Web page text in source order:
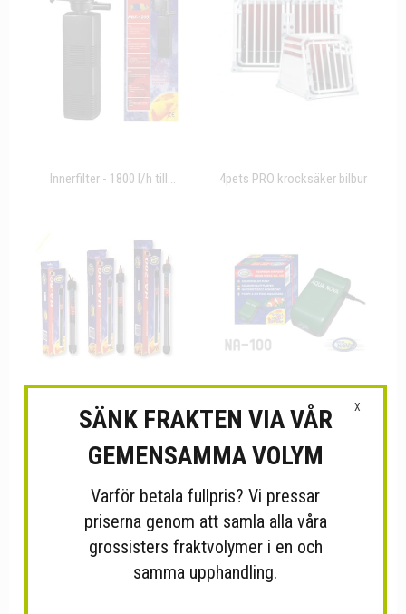
Innerfilter - 1800 l/h till... 4pets PRO krocksäker bilbur
Doppvärmare - 300 W till... Syrepump - 130 L/H för...
X
SÄNK FRAKTEN VIA VÅR
GEMENSAMMA VOLYM
Varför betala fullpris? Vi pressar
priserna genom att samla alla våra
grossisters fraktvolymer i en och
samma upphandling.